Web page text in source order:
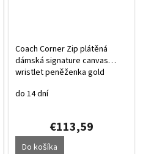
Coach Corner Zip plátěná
dámská signature canvas
wristlet peněženka gold
do 14 dní
€113,59
Do košíka